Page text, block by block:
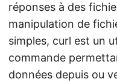
réponses à des
manipulation de
simples, curl est un
commande
données depuis ou